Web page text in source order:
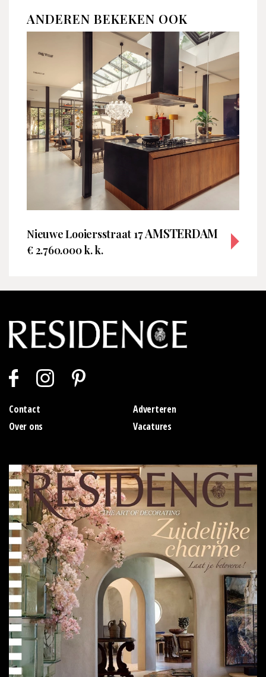
ANDEREN BEKEKEN OOK
Nieuwe Looiersstraat 17AMSTERDAM
€ 2.760.000 k. k.
Contact
Adverteren
Over ons
Vacatures